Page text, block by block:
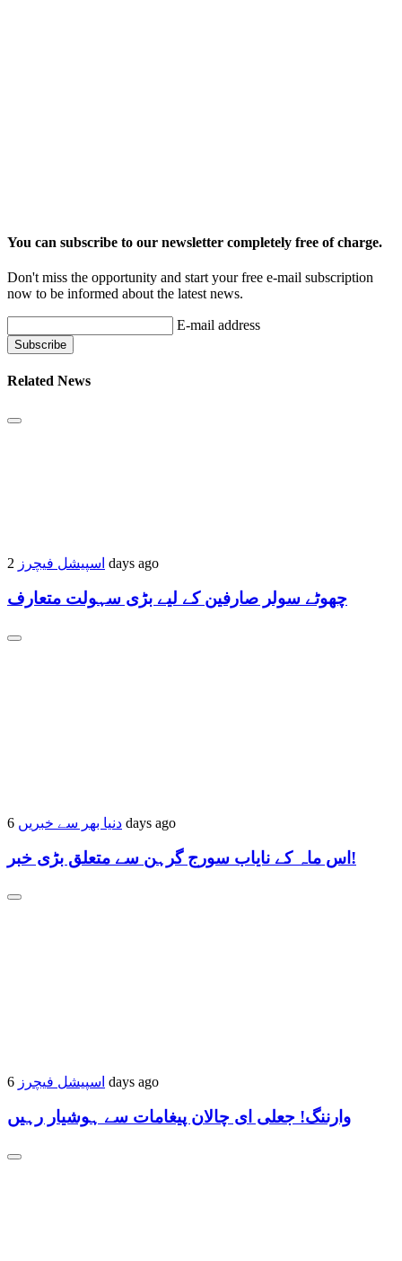
You can subscribe to our newsletter completely free of charge.
Don't miss the opportunity and start your free e-mail subscription
now to be informed about the latest news.
E-mail address
Related News
اسپیشل فیچرز 2 days ago
چھوٹے سولر صارفین کے لیے بڑی سہولت متعارف
دنیا بھر سے خبریں 6 days ago
اس ماہ کے نایاب سورج گرہن سے متعلق بڑی خبر!
اسپیشل فیچرز 6 days ago
وارننگ! جعلی ای چالان پیغامات سے ہوشیار رہیں